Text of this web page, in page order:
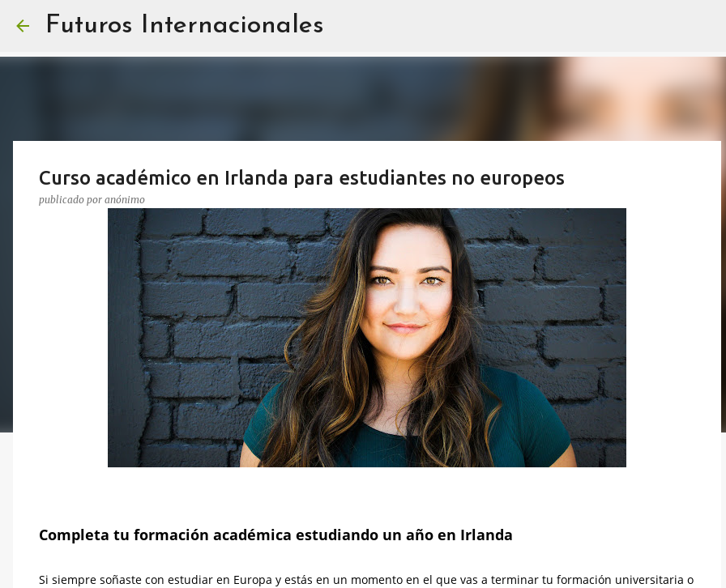
Futuros Internacionales
Curso académico en Irlanda para estudiantes no europeos
publicado por anónimo
Completa tu formación académica estudiando un año en Irlanda
Si siempre soñaste con estudiar en Europa y estás en un momento en el que vas a terminar tu formación universitaria o